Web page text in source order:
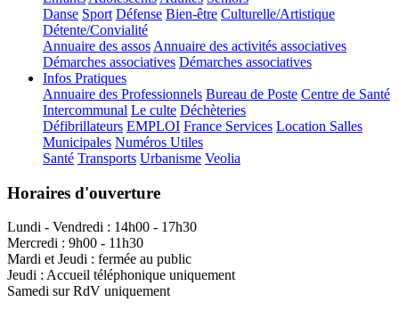
Danse Sport Défense Bien-être Culturelle/Artistique
Détente/Convialité
Annuaire des assos Annuaire des activités associatives
Démarches associatives Démarches associatives
Infos Pratiques
Annuaire des Professionnels Bureau de Poste Centre de Santé
Intercommunal Le culte Déchèteries
Défibrillateurs EMPLOI France Services Location Salles
Municipales Numéros Utiles
Santé Transports Urbanisme Veolia
Horaires d'ouverture
Lundi - Vendredi : 14h00 - 17h30
Mercredi : 9h00 - 11h30
Mardi et Jeudi : fermée au public
Jeudi : Accueil téléphonique uniquement
Samedi sur RdV uniquement